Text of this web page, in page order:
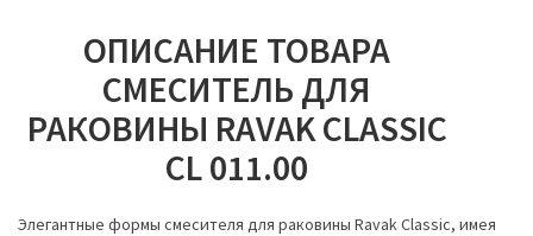
ОПИСАНИЕ ТОВАРА
СМЕСИТЕЛЬ ДЛЯ
РАКОВИНЫ RAVAK CLASSIC
CL 011.00
Элегантные формы смесителя для раковины Ravak Classic, имея